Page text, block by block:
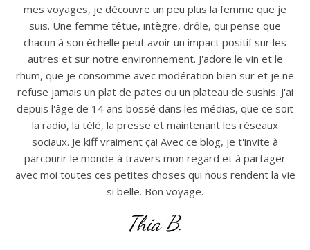
mes voyages, je découvre un peu plus la femme que je
suis. Une femme têtue, intègre, drôle, qui pense que
chacun à son échelle peut avoir un impact positif sur les
autres et sur notre environnement. J'adore le vin et le
rhum, que je consomme avec modération bien sur et je ne
refuse jamais un plat de pates ou un plateau de sushis. J'ai
depuis l'âge de 14 ans bossé dans les médias, que ce soit
la radio, la télé, la presse et maintenant les réseaux
sociaux. Je kiff vraiment ça! Avec ce blog, je t'invite à
parcourir le monde à travers mon regard et à partager
avec moi toutes ces petites choses qui nous rendent la vie
si belle. Bon voyage.
Thia B.